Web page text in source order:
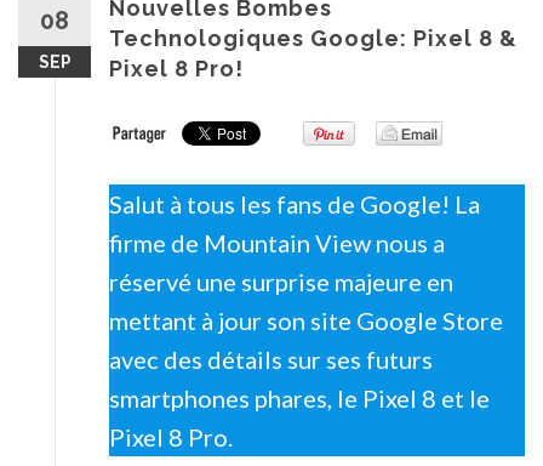
08
SEP
Nouvelles Bombes
Technologiques Google: Pixel 8 &
Pixel 8 Pro!
Salut à tous les fans de Google! La
firme de Mountain View nous a
réservé une surprise majeure en
mettant à jour son site Google Store
avec des détails sur ses futurs
smartphones phares, le Pixel 8 et le
Pixel 8 Pro.